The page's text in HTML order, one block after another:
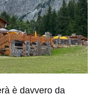
è davvero da